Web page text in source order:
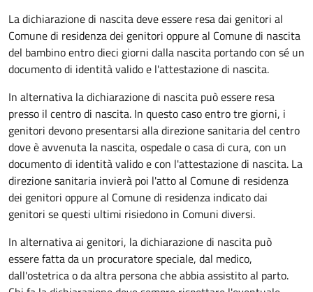
La dichiarazione di nascita deve essere resa dai genitori al
Comune di residenza dei genitori oppure al Comune di nascita
del bambino entro dieci giorni dalla nascita portando con sé un
documento di identità valido e l'attestazione di nascita.
In alternativa la dichiarazione di nascita può essere resa
presso il centro di nascita. In questo caso entro tre giorni, i
genitori devono presentarsi alla direzione sanitaria del centro
dove è avvenuta la nascita, ospedale o casa di cura, con un
documento di identità valido e con l'attestazione di nascita. La
direzione sanitaria invierà poi l'atto al Comune di residenza
dei genitori oppure al Comune di residenza indicato dai
genitori se questi ultimi risiedono in Comuni diversi.
In alternativa ai genitori, la dichiarazione di nascita può
essere fatta da un procuratore speciale, dal medico,
dall'ostetrica o da altra persona che abbia assistito al parto.